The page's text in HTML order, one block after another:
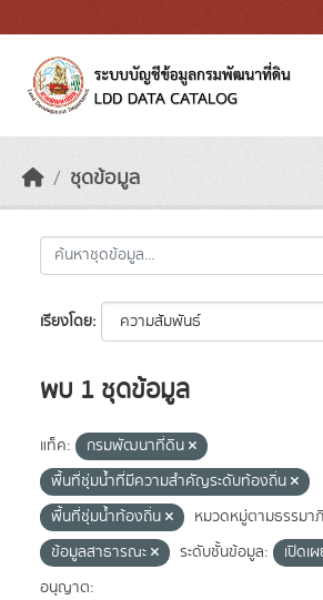
ชุดข้อมูล
เรียงโดย
พบ 1 ชุดข้อมูล
แท็ค:
กรมพัฒนาที่ดิน
พื้นที่ชุ่มน้ำที่มีความสําคัญระดับท้องถิ่น
พื้นที่ชุ่มน้ำท้องถิ่น
หมวดหมู่ตามธรรมา
ข้อมูลสาธารณะ
ระดับชั้นข้อมูล: เปิดเ
อนุญาต: